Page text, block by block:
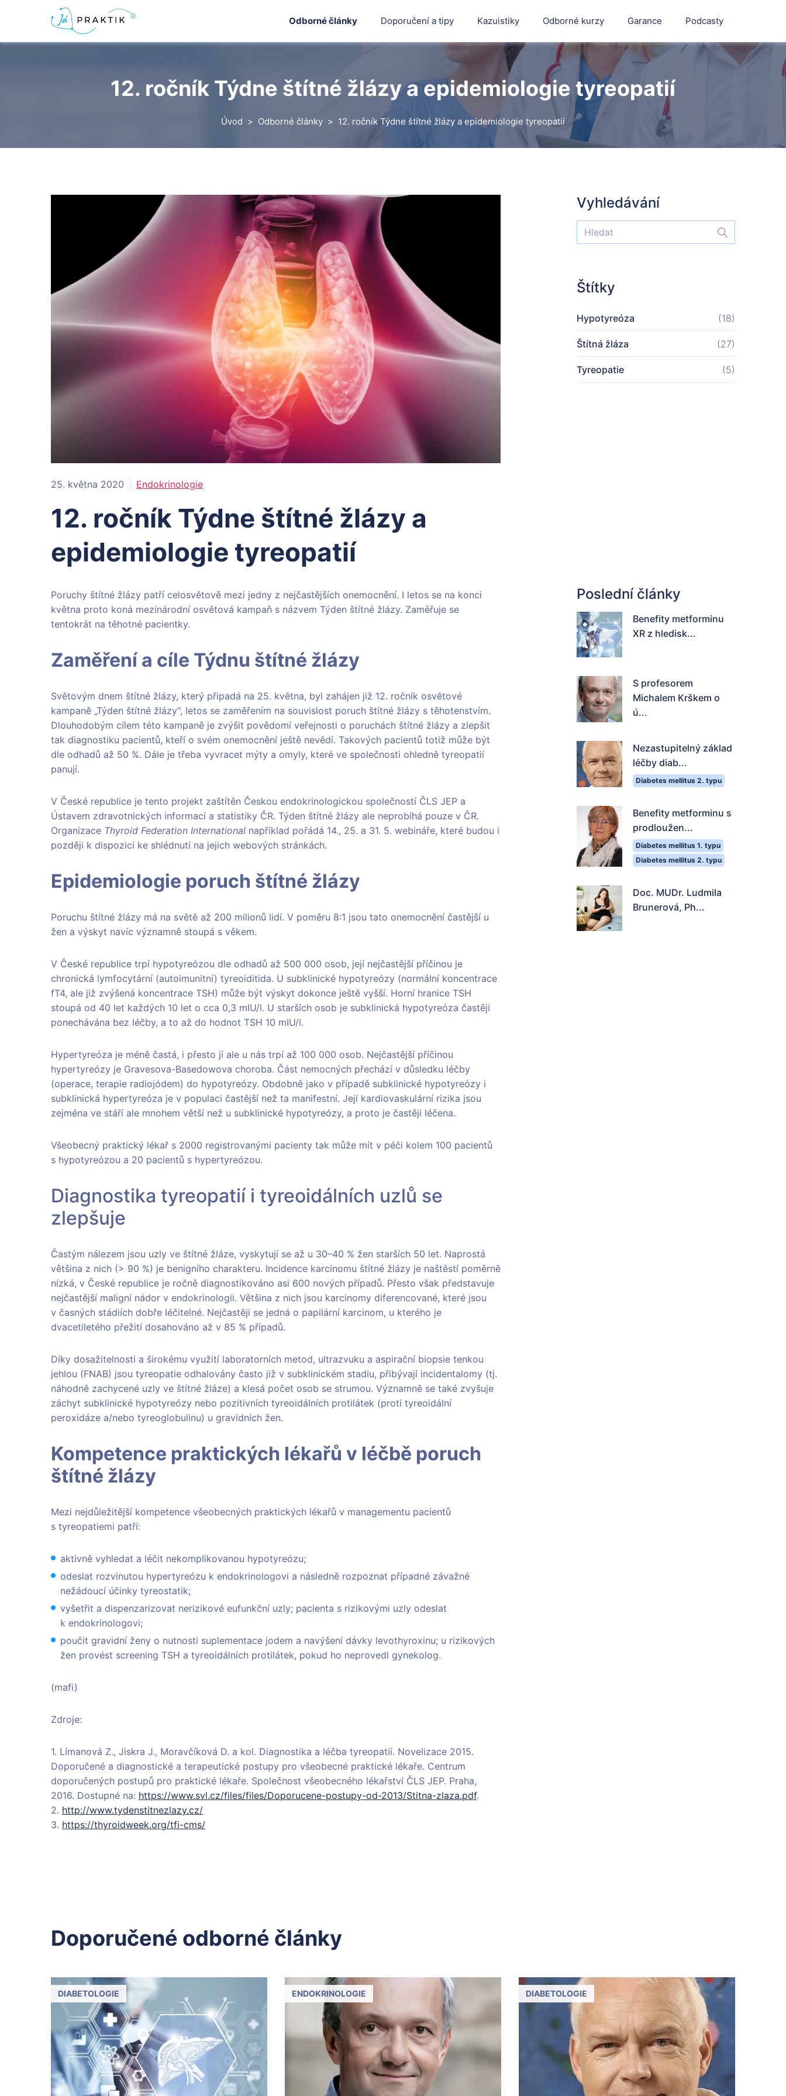
Odborné články Doporučení a tipy Kazuistiky Odborné kurzy Garance Podcasty
12. ročník Týdne štítné žlázy a epidemiologie tyreopatií
Úvod Odborné články 12. ročník Týdne štítné žlázy a epidemiologie tyreopatií
25. května 2020 Endokrinologie
12. ročník Týdne štítné žlázy a
epidemiologie tyreopatií
Poruchy štítné žlázy patří celosvětově mezi jedny z nejčastějších onemocnění. I letos se na konci
května proto koná mezinárodní osvětová kampaň s názvem Týden štítné žlázy. Zaměřuje se
tentokrát na těhotné pacientky.
Zaměření a cíle Týdnu štítné žlázy
Světovým dnem štítné žlázy, který připadá na 25. května, byl zahájen již 12. ročník osvětové
kampaně „Týden štítné žlázy“, letos se zaměřením na souvislost poruch štítné žlázy s těhotenstvím.
Dlouhodobým cílem této kampaně je zvýšit povědomí veřejnosti o poruchách štítné žlázy a zlepšit
tak diagnostiku pacientů, kteří o svém onemocnění ještě nevědí. Takových pacientů totiž může být
dle odhadů až 50 %. Dále je třeba vyvracet mýty a omyly, které ve společnosti ohledně tyreopatií
panují.
V České republice je tento projekt zaštítěn Českou endokrinologickou společností ČLS JEP a
Ústavem zdravotnických informací a statistiky ČR. Týden štítné žlázy ale neprobíhá pouze v ČR.
Organizace Thyroid Federation International například pořádá 14., 25. a 31. 5. webináře, které budou i
později k dispozici ke shlédnutí na jejich webových stránkách.
Epidemiologie poruch štítné žlázy
Poruchu štítné žlázy má na světě až 200 milionů lidí. V poměru 8:1 jsou tato onemocnění častější u
žen a výskyt navíc významně stoupá s věkem.
V České republice trpí hypotyreózou dle odhadů až 500 000 osob, její nejčastější příčinou je
chronická lymfocytární (autoimunitní) tyreoiditida. U subklinické hypotyreózy (normální koncentrace
fT4, ale již zvýšená koncentrace TSH) může být výskyt dokonce ještě vyšší. Horní hranice TSH
stoupá od 40 let každých 10 let o cca 0,3 mIU/l. U starších osob je subklinická hypotyreóza častěji
ponechávána bez léčby, a to až do hodnot TSH 10 mIU/l.
Hypertyreóza je méně častá, i přesto jí ale u nás trpí až 100 000 osob. Nejčastější příčinou
hypertyreózy je Gravesova-Basedowova choroba. Část nemocných přechází v důsledku léčby
(operace, terapie radiojódem) do hypotyreózy. Obdobně jako v případě subklinické hypotyreózy i
subklinická hypertyreóza je v populaci častější než ta manifestní. Její kardiovaskulární rizika jsou
zejména ve stáří ale mnohem větší než u subklinické hypotyreózy, a proto je častěji léčena.
Všeobecný praktický lékař s 2000 registrovanými pacienty tak může mít v péči kolem 100 pacientů
s hypotyreózou a 20 pacientů s hypertyreózou.
Diagnostika tyreopatií i tyreoidálních uzlů se
zlepšuje
Častým nálezem jsou uzly ve štítné žláze, vyskytují se až u 30–40 % žen starších 50 let. Naprostá
většina z nich (> 90 %) je benigního charakteru. Incidence karcinomu štítné žlázy je naštěstí poměrně
nízká, v České republice je ročně diagnostikováno asi 600 nových případů. Přesto však představuje
nejčastější maligní nádor v endokrinologii. Většina z nich jsou karcinomy diferencované, které jsou
v časných stádiích dobře léčitelné. Nejčastěji se jedná o papilární karcinom, u kterého je
dvacetiletého přežití dosahováno až v 85 % případů.
Díky dosažitelnosti a širokému využití laboratorních metod, ultrazvuku a aspirační biopsie tenkou
jehlou (FNAB) jsou tyreopatie odhalovány často již v subklinickém stadiu, přibývají incidentalomy (tj.
náhodně zachycené uzly ve štítné žláze) a klesá počet osob se strumou. Významně se také zvyšuje
záchyt subklinické hypotyreózy nebo pozitivních tyreoidálních protilátek (proti tyreoidální
peroxidáze a/nebo tyreoglobulinu) u gravidních žen.
Kompetence praktických lékařů v léčbě poruch
štítné žlázy
Mezi nejdůležitější kompetence všeobecných praktických lékařů v managementu pacientů
s tyreopatiemi patří:
aktivně vyhledat a léčit nekomplikovanou hypotyreózu;
odeslat rozvinutou hypertyreózu k endokrinologovi a následně rozpoznat případné závažné
nežádoucí účinky tyreostatik;
vyšetřit a dispenzarizovat nerizikové eufunkční uzly; pacienta s rizikovými uzly odeslat
k endokrinologovi;
poučit gravidní ženy o nutnosti suplementace jodem a navýšení dávky levothyroxinu; u rizikových
žen provést screening TSH a tyreoidálních protilátek, pokud ho neprovedl gynekolog.
(mafi)
Zdroje:
1. Límanová Z., Jiskra J., Moravčíková D. a kol. Diagnostika a léčba tyreopatií. Novelizace 2015.
Doporučené a diagnostické a terapeutické postupy pro všeobecné praktické lékaře. Centrum
doporučených postupů pro praktické lékaře. Společnost všeobecného lékařství ČLS JEP. Praha,
2016. Dostupné na: https://www.svl.cz/files/files/Doporucene-postupy-od-2013/Stitna-zlaza.pdf.
2. http://www.tydenstitnezlazy.cz/
3. https://thyroidweek.org/tfi-cms/
Vyhledávání
Štítky
Hypotyreóza (18)
Štítná žláza (27)
Tyreopatie (5)
Poslední články
Benefity metforminu
XR z hledisk...
S profesorem
Michalem Krškem o
ú...
Nezastupitelný základ
léčby diab...
Diabetes mellitus 2. typu
Benefity metforminu s
prodloužen...
Diabetes mellitus 1. typu
Diabetes mellitus 2. typu
Doc. MUDr. Ludmila
Brunerová, Ph...
Doporučené odborné články
DIABETOLOGIE ENDOKRINOLOGIE DIABETOLOGIE